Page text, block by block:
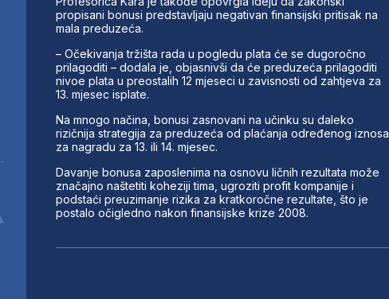
propisani bonusi predstavljaju negativan finansijski pritisak na
mala preduzeća.
– Očekivanja tržišta rada u pogledu plata će se dugoročno
prilagoditi – dodala je, objasnivši da će preduzeća prilagoditi
nivoe plata u preostalih 12 mjeseci u zavisnosti od zahtjeva za
13. mjesec isplate.
Na mnogo načina, bonusi zasnovani na učinku su daleko
rizičnija strategija za preduzeća od plaćanja određenog iznosa
za nagradu za 13. ili 14. mjesec.
Davanje bonusa zaposlenima na osnovu ličnih rezultata može
značajno naštetiti koheziji tima, ugroziti profit kompanije i
podstaći preuzimanje rizika za kratkoročne rezultate, što je
postalo očigledno nakon finansijske krize 2008.